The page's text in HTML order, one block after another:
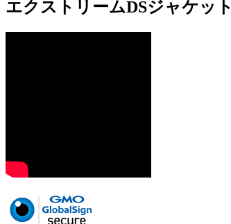
エクストリームDSジャケット